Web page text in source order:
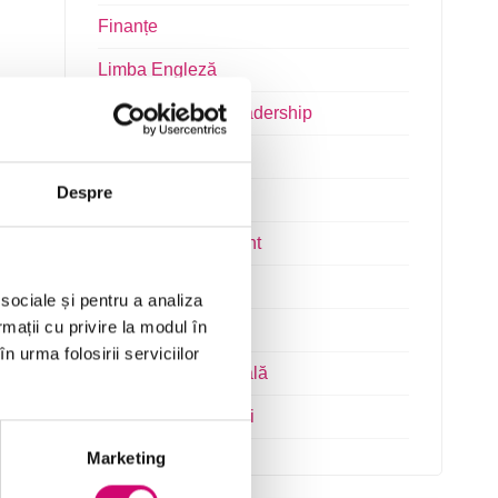
Despre
și pentru a analiza
cu privire la modul în
urma folosirii serviciilor
Marketing
Finanțe
Limba Engleză
Management și Leadership
Microsoft Office
Project Management
Serviciul clienți
Transformare Digitală
Vânzări și negocieri